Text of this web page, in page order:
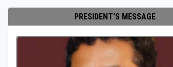
PRESIDENT'S MESSAGE